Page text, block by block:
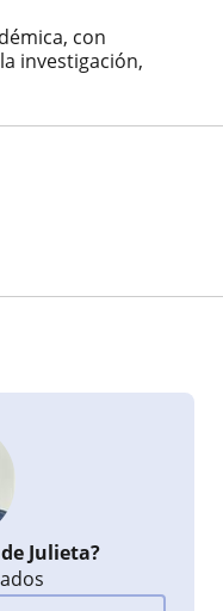
con
investigación,
Julieta?